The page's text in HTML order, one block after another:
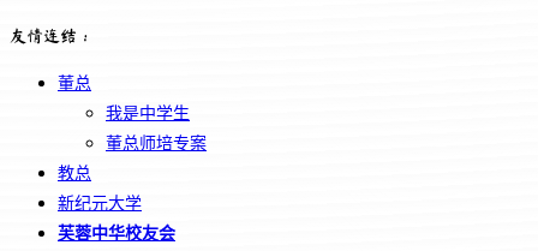
友情连结：
董总
我是中学生
董总师培专案
教总
新纪元大学
芙蓉中华校友会